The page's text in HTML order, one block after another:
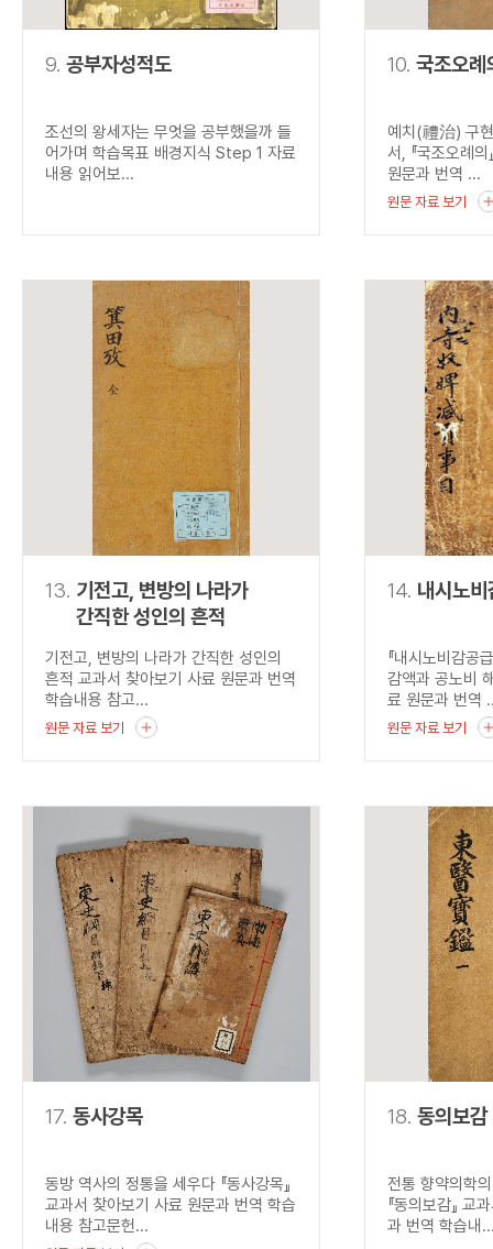
9. 공부자성적도
조선의 왕세자는 무엇을 공부했을까 들
어가며 학습목표 배경지식 Step 1 자료
내용 읽어보...
10. 국조오례
예치(禮治) 구
서, 『국조오례
원문과 번역 ...
원문 자료 보기
13. 기전고, 변방의 나라가
간직한 성인의 흔적
기전고, 변방의 나라가 간직한 성인의
흔적 교과서 찾아보기 사료 원문과 번역
학습내용 참고...
원문 자료 보기
14. 내시노
『내시노비감공
감액과 공노비
료 원문과 번역
원문 자료 보기
17. 동사강목
동방 역사의 정통을 세우다 『동사강목』
교과서 찾아보기 사료 원문과 번역 학습
내용 참고문헌...
18. 동의보감
전통 향약의학
『동의보감』 교
과 번역 학습내